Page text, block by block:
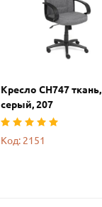
Кресло СН747 ткань,
серый, 207
Код: 2151